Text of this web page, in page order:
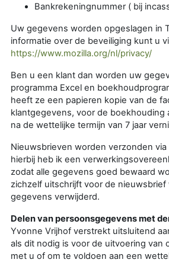
Bankrekeningnummer ( bij
Uw gegevens worden opgeslagen in
informatie over de beveiliging kunt u
https://www.mozilla.org/nl/privacy/
Ben u een klant dan worden uw
programma Excel en
heeft ze een papieren kopie van de
klantgegevens, voor de boekhouding
na de wettelijke termijn van 7 jaar
Nieuwsbrieven worden verzonden via
hierbij heb ik een
zodat alle gegevens goed bewaard
zichzelf uitschrijft voor de
gegevens verwijderd.
Delen van persoonsgegevens met
Yvonne Vrijhof verstrekt uitsluitend
als dit nodig is voor de uitvoering van
met u of om te voldoen aan een